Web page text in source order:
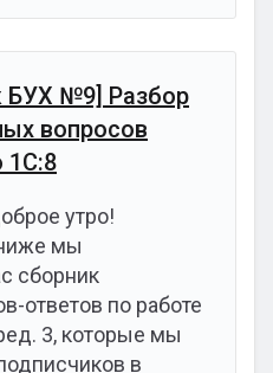
БУХ №9] Разбор
вопросов
1С:8
утро!
мы
сборник
ответов по работе
3, которые мы
в